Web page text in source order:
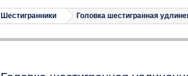
Шестигранники Головка шестигранная